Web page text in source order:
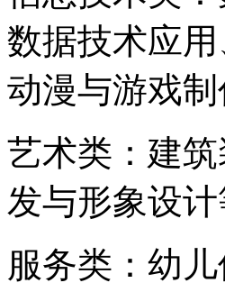
数据技术应
动漫与游戏制
艺术类：建
发与形象设计
服务类：幼